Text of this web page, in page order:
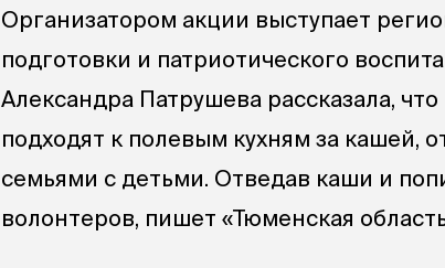
Организатором акции выступает
подготовки и патриотического
Александра Патрушева рассказала,
подходят к полевым кухням за кашей,
семьями с детьми. Отведав каши и
волонтеров, пишет «Тюменская